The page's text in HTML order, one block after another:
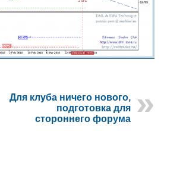
Для клуба ничего нового,
подготовка для
стороннего форума